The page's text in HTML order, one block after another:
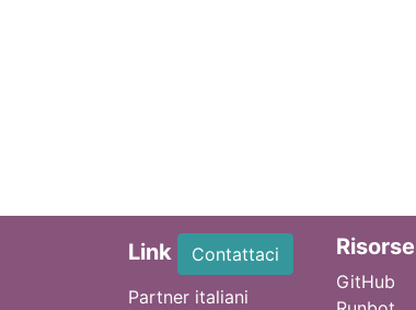
Link
Contattaci
Partner italiani
Risorse
GitHub